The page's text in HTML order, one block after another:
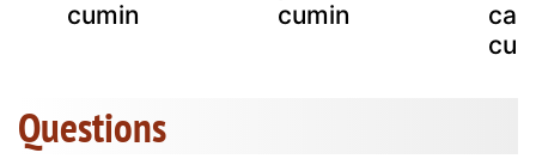
cumin
cumin
Questions